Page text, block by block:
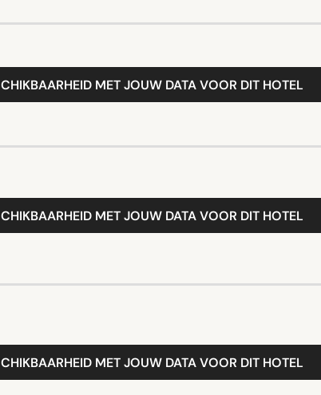
MET JOUW DATA VOOR DIT HOTEL
MET JOUW DATA VOOR DIT HOTEL
MET JOUW DATA VOOR DIT HOTEL